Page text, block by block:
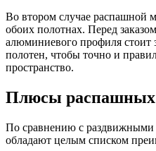
Во втором случае распашной
обоих полотнах. Перед
алюминиевого профиля стоит
полотен, чтобы точно и
пространство.
Плюсы распашных
По сравнению с раздвижными
обладают целым списком